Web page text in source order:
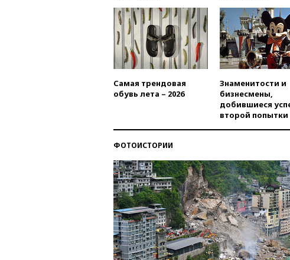
Самая трендовая
обувь лета – 2026
Знаменитости и
бизнесмены,
добившиеся
второй попытки
ФОТОИСТОРИИ